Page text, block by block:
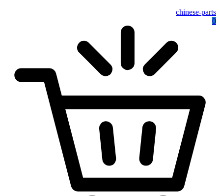
chinese-parts
0